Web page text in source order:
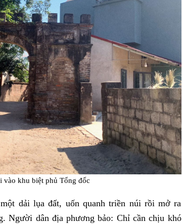
vào khu biệt phủ Tổng đốc
dải lụa đất, uốn quanh triền núi rồi mở ra
Người dân địa phương bảo: Chỉ cần chịu khó